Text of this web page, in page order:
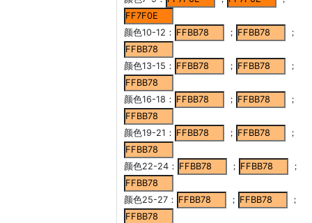
颜色10-12： ； ；
颜色13-15： ； ；
颜色16-18： ； ；
颜色19-21： ； ；
颜色22-24： ； ；
颜色25-27： ； ；